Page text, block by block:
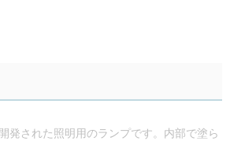
発された照明用のランプです。内部で塗ら